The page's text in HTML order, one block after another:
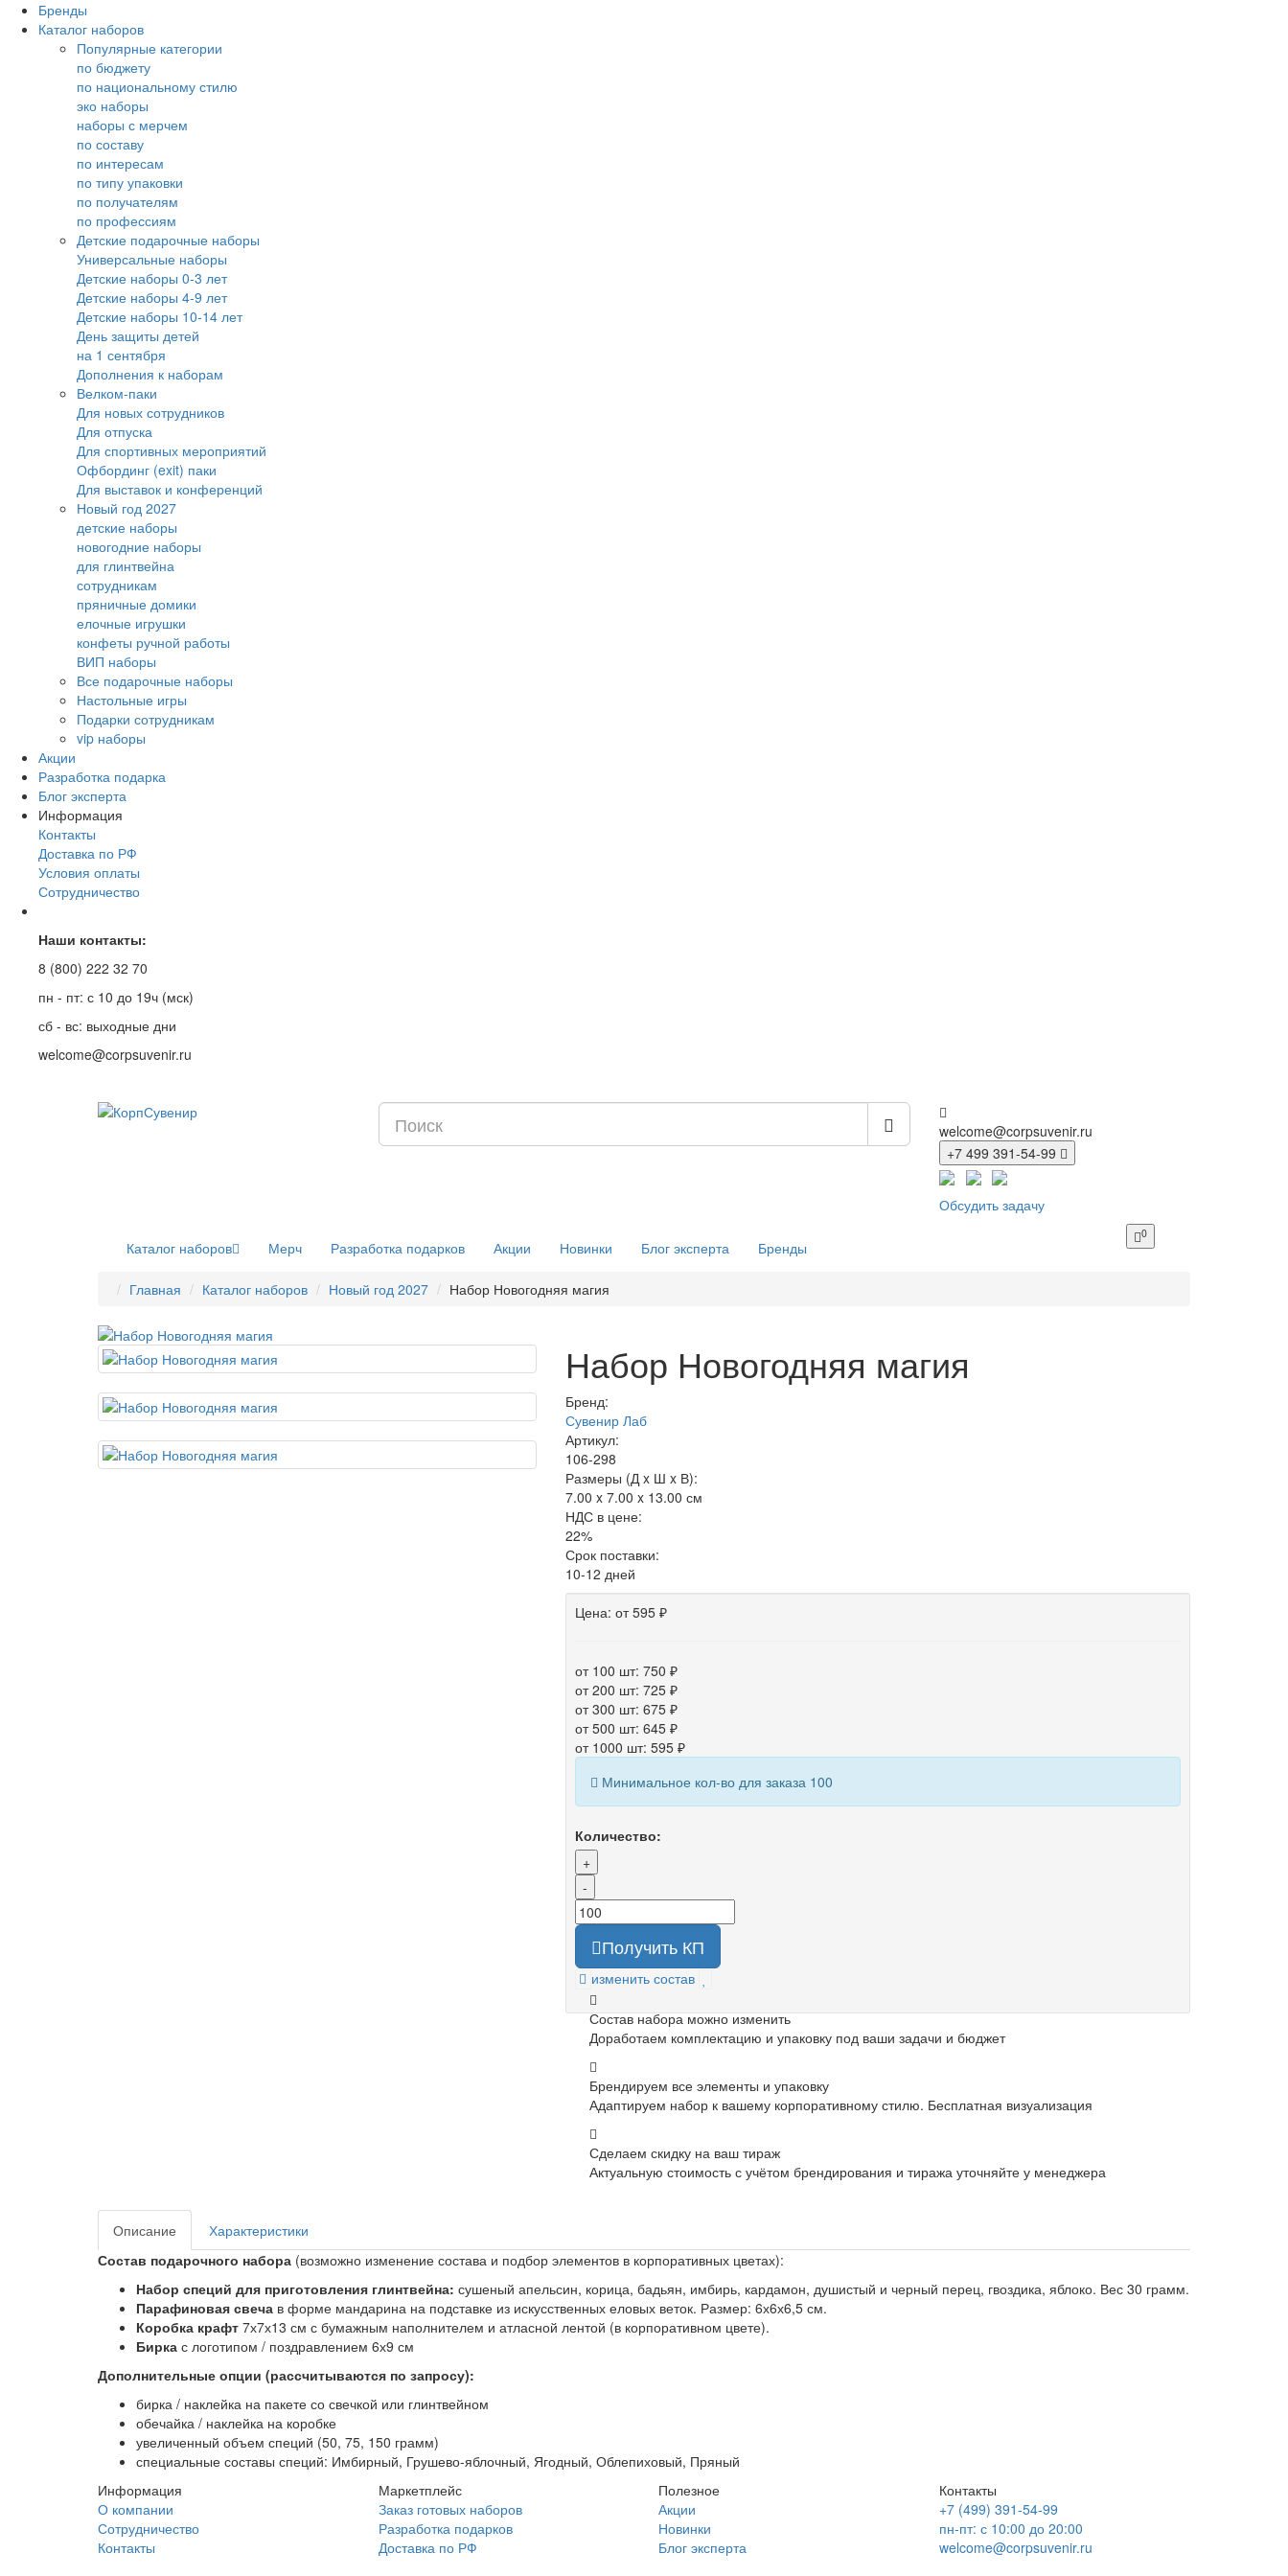
Бренды
Каталог наборов
Популярные категории
по бюджету
по национальному стилю
эко наборы
наборы с мерчем
по составу
по интересам
по типу упаковки
по получателям
по профессиям
Детские подарочные наборы
Универсальные наборы
Детские наборы 0-3 лет
Детские наборы 4-9 лет
Детские наборы 10-14 лет
День защиты детей
на 1 сентября
Дополнения к наборам
Велком-паки
Для новых сотрудников
Для отпуска
Для спортивных мероприятий
Офбординг (exit) паки
Для выставок и конференций
Новый год 2027
детские наборы
новогодние наборы
для глинтвейна
сотрудникам
пряничные домики
елочные игрушки
конфеты ручной работы
ВИП наборы
Все подарочные наборы
Настольные игры
Подарки сотрудникам
vip наборы
Акции
Разработка подарка
Блог эксперта
Информация
Контакты
Доставка по РФ
Условия оплаты
Сотрудничество
Наши контакты:
8 (800) 222 32 70
пн - пт: с 10 до 19ч (мск)
сб - вс: выходные дни
welcome@corpsuvenir.ru
welcome@corpsuvenir.ru
+7 499 391-54-99
Обсудить задачу
Каталог наборов Мерч Разработка подарков Акции Новинки Блог эксперта Бренды
0
Главная Каталог наборов Новый год 2027 Набор Новогодняя магия
Набор Новогодняя магия
Бренд:
Сувенир Лаб
Артикул:
106-298
Размеры (Д x Ш x В):
7.00 x 7.00 x 13.00 см
НДС в цене:
22%
Срок поставки:
10-12 дней
Цена: от 595 ₽
от 100 шт: 750 ₽
от 200 шт: 725 ₽
от 300 шт: 675 ₽
от 500 шт: 645 ₽
от 1000 шт: 595 ₽
Минимальное кол-во для заказа 100
Количество:
+
-
Получить КП
изменить состав
Состав набора можно изменить
Доработаем комплектацию и упаковку под ваши задачи и бюджет
Брендируем все элементы и упаковку
Адаптируем набор к вашему корпоративному стилю. Бесплатная визуализация
Сделаем скидку на ваш тираж
Актуальную стоимость с учётом брендирования и тиража уточняйте у менеджера
Описание
Характеристики
Состав подарочного набора (возможно изменение состава и подбор элементов в корпоративных цветах):
Набор специй для приготовления глинтвейна: сушеный апельсин, корица, бадьян, имбирь, кардамон, душистый и черный перец, гвоздика, яблоко. Вес 30 грамм.
Парафиновая свеча в форме мандарина на подставке из искусственных еловых веток. Размер: 6х6х6,5 см.
Коробка крафт 7х7х13 см с бумажным наполнителем и атласной лентой (в корпоративном цвете).
Бирка с логотипом / поздравлением 6х9 см
Дополнительные опции (рассчитываются по запросу):
бирка / наклейка на пакете со свечкой или глинтвейном
обечайка / наклейка на коробке
увеличенный объем специй (50, 75, 150 грамм)
специальные составы специй: Имбирный, Грушево-яблочный, Ягодный, Облепиховый, Пряный
Информация
О компании
Сотрудничество
Контакты
Маркетплейс
Заказ готовых наборов
Разработка подарков
Доставка по РФ
Полезное
Акции
Новинки
Блог эксперта
Контакты
+7 (499) 391-54-99
пн-пт: с 10:00 до 20:00
welcome@corpsuvenir.ru